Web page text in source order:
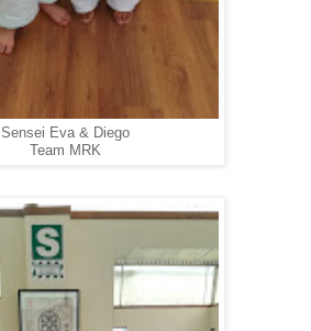
Sensei Eva & Diego
Team MRK